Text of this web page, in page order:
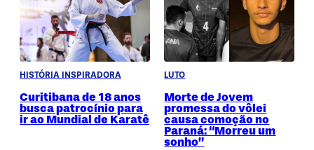
HISTÓRIA INSPIRADORA
Curitibana de 18 anos
busca patrocínio para
ir ao Mundial de Karatê
LUTO
Morte de Jovem
promessa do vôlei
causa comoção no
Paraná: “Morreu um
sonho”